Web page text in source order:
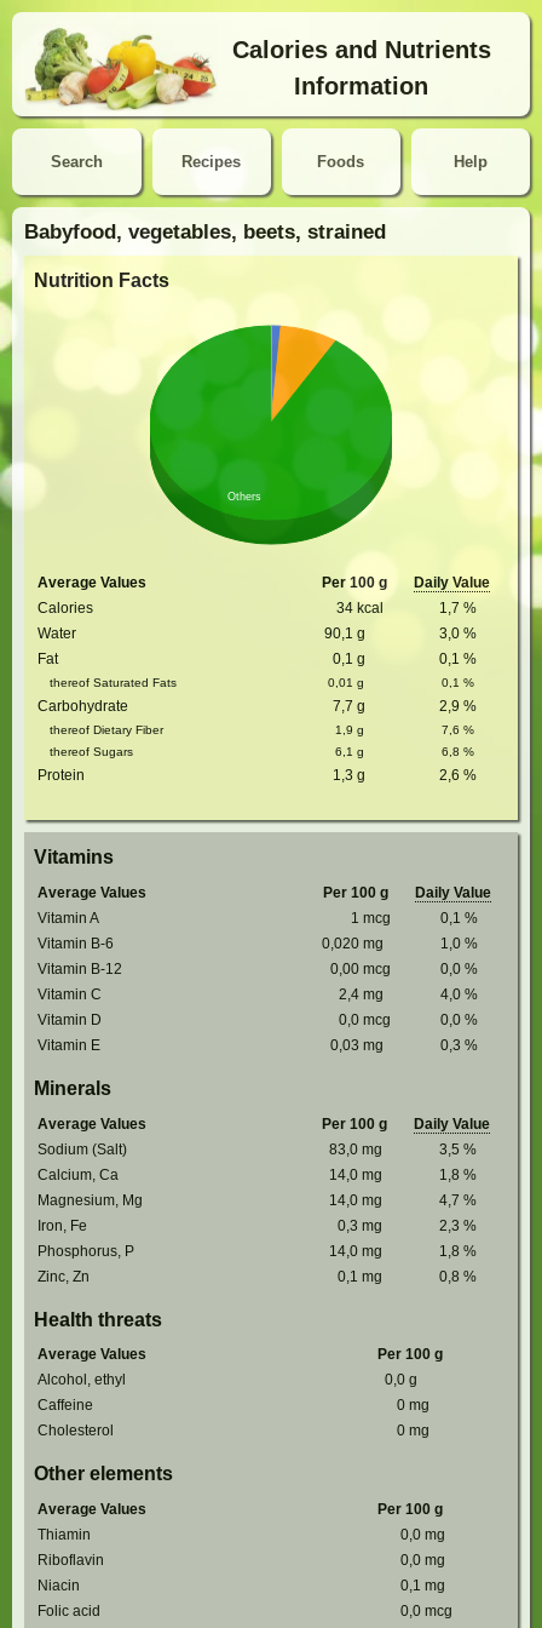
Calories and Nutrients
Information
Search Help
Recipes Foods
Babyfood, vegetables, beets, strained
Nutrition Facts
Others
Average Values Per 100 g
Daily Value
Calories
34 kcal 1,7 %
Water
90,1 g 3,0 %
Fat
0,1 g 0,1 %
thereof Saturated Fats 0,01 g 0,1 %
Carbohydrate 7,7 g 2,9 %
thereof Dietary Fiber 1,9 g 7,6 %
thereof Sugars
6,1 g 6,8 %
Protein 1,3 g 2,6 %
Vitamins
Average Values Per 100 g
Daily Value
Vitamin A
1 mcg 0,1 %
Vitamin B-6
0,020 mg 1,0 %
Vitamin B-12
0,00 mcg 0,0 %
Vitamin C
2,4 mg 4,0 %
Vitamin D
0,0 mcg 0,0 %
Vitamin E
0,03 mg 0,3 %
Minerals
Average Values Per 100 g
Daily Value
Sodium (Salt)
83,0 mg 3,5 %
Calcium, Ca
14,0 mg 1,8 %
Magnesium, Mg
14,0 mg 4,7 %
Iron, Fe
0,3 mg 2,3 %
Phosphorus, P
14,0 mg 1,8 %
Zinc, Zn
0,1 mg 0,8 %
Health threats
Average Values
Per 100 g
Alcohol, ethyl
0,0 g
Caffeine
0 mg
Cholesterol
0 mg
Other elements
Average Values
Per 100 g
Thiamin
0,0 mg
Riboflavin
0,0 mg
Niacin
0,1 mg
Folic acid
0,0 mcg